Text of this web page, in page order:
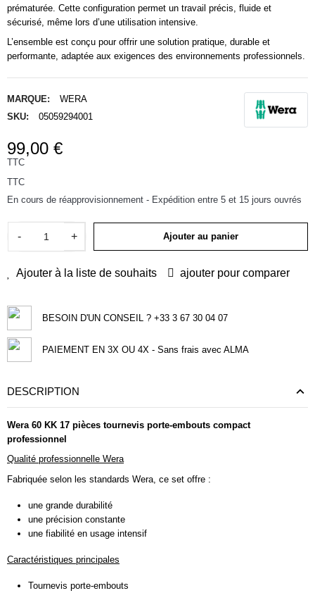
prématurée. Cette configuration permet un travail précis, fluide et
sécurisé, même lors d’une utilisation intensive.
L’ensemble est conçu pour offrir une solution pratique, durable et
performante, adaptée aux exigences des environnements professionnels.
MARQUE:
WERA
SKU:
05059294001
99,00 €
TTC
TTC
En cours de réapprovisionnement - Expédition entre 5 et 15 jours ouvrés
- + Ajouter au panier
Ajouter à la liste de souhaits ajouter pour comparer
BESOIN D'UN CONSEIL ? +33 3 67 30 04 07
PAIEMENT EN 3X OU 4X - Sans frais avec ALMA
DESCRIPTION
Wera 60 KK 17 pièces tournevis porte-embouts compact
professionnel
Qualité professionnelle Wera
Fabriquée selon les standards Wera, ce set offre :
une grande durabilité
une précision constante
une fiabilité en usage intensif
Caractéristiques principales
Tournevis porte-embouts